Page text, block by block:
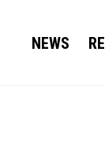
NEWS